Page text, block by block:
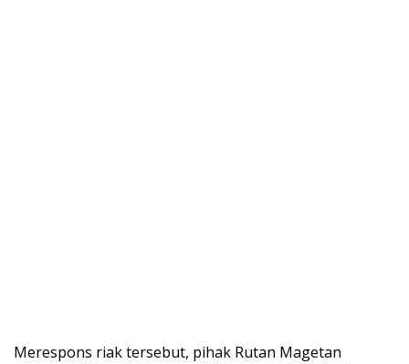
Merespons riak tersebut, pihak Rutan Magetan